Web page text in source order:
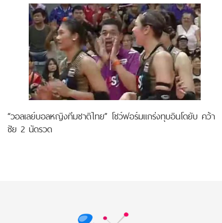
“วอลเลย์บอลหญิงทีมชาติไทย” โชว์ฟอร์มแกร่งทุบอินโดยับ คว้า
ชัย 2 นัดรวด